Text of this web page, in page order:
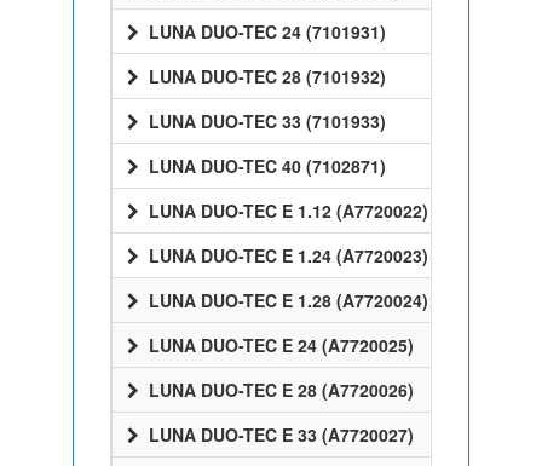
LUNA DUO-TEC 24 (7101931)
LUNA DUO-TEC 28 (7101932)
LUNA DUO-TEC 33 (7101933)
LUNA DUO-TEC 40 (7102871)
LUNA DUO-TEC E 1.12 (A7720022)
LUNA DUO-TEC E 1.24 (A7720023)
LUNA DUO-TEC E 1.28 (A7720024)
LUNA DUO-TEC E 24 (A7720025)
LUNA DUO-TEC E 28 (A7720026)
LUNA DUO-TEC E 33 (A7720027)